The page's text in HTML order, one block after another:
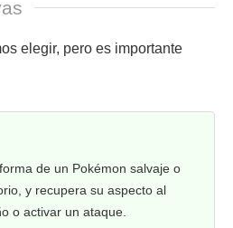
elegir, pero es importante
de un Pokémon salvaje o
y recupera su aspecto al
o activar un ataque.